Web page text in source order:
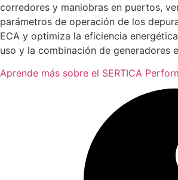
corredores y maniobras en puertos,
parámetros de operación de los
ECA y optimiza la eficiencia
uso y la combinación de generadores
Aprende más sobre el SERTICA